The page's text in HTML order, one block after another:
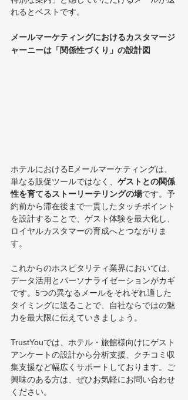
れるとベストです。
メールマーケティングにおけるカスタマージ
ャーニーは「関係性づくり」の設計図
ホテルにおけるEメールマーケティングは、
単なる販促ツールではなく、 ゲストとの関係
性を育てるストーリーテリングの場です。予
約前から滞在後まで一貫したタッチポイント
を設計することで、ゲスト体験を最大化し、
ロイヤルカスタマーの育成へとつながりま
す。
これからのホスピタリティ業界においては、
データ活用とパーソナライゼーションがカギ
です。5つの異なるメールをそれぞれ適した
タイミングに送ることで、自社ならではの魅
力を最大限に伝えていきましょう。
TrustYouでは、ホテル・旅館様向けにゲスト
アンケートの設計から分析支援、クチコミ収
集支援など幅広くサポートしております。ご
興味のある方は、ぜひお気軽にお問い合わせ
ください。